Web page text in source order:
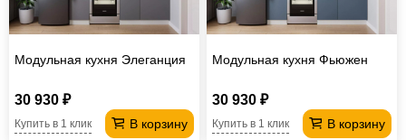
под
Мебель
Кресла-
Модульная кухня Элеганция
30 930 ₽
В корзину
Купить в 1 клик
Модульная кухня Фьюжен
30 930 ₽
В корзину
Купить в 1 клик